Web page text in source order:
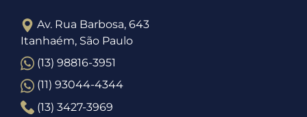
Av. Rua Barbosa, 643
Itanhaém, São Paulo
(13) 98816-3951
(11) 93044-4344
(13) 3427-3969